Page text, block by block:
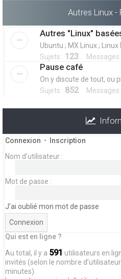
Autres Linux -
Autres "Linux"
Ubuntu ; MX Linux ; Linux
Sujets : 123 Messages
Pause café
On y discute de tout, ou
Sujets : 852Messages
Connexion •
Inscription
Nom d’utilisateur :
Mot de passe :
J’ai oublié mon mot de passe
Qui est en ligne ?
Au total, il y a 591 utilisateurs en
invités (selon le nombre
minutes)